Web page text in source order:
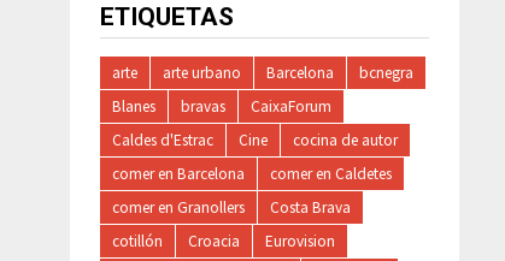
ETIQUETAS
arte arte urbano Barcelona
bcnegra
Blanes
bravas
CaixaForum
Caldes d'Estrac
Cine
cocina de autor
comer en Barcelona
comer en Caldetes
comer en Granollers
Costa Brava
cotillón
Croacia
Eurovision